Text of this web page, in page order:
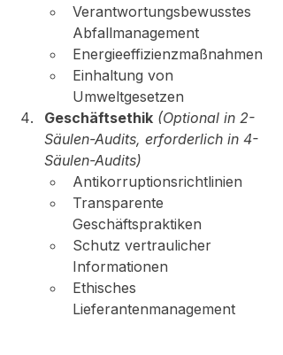
Verantwortungsbewusstes
Abfallmanagement
Energieeffizienzmaßnahmen
Einhaltung von
Umweltgesetzen
Geschäftsethik (Optional in 2-
Säulen-Audits, erforderlich in 4-
Säulen-Audits)
Antikorruptionsrichtlinien
Transparente
Geschäftspraktiken
Schutz vertraulicher
Informationen
Ethisches
Lieferantenmanagement